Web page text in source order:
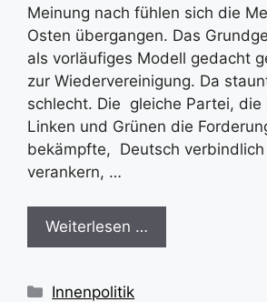
Meinung nach fühlen sich die
Osten übergangen. Das
als vorläufiges Modell gedacht
zur Wiedervereinigung. Da
schlecht. Die gleiche Partei, die
Linken und Grünen die
bekämpfte, Deutsch verbindlich
verankern, …
Weiterlesen …
Kategorien
Innenpolitik